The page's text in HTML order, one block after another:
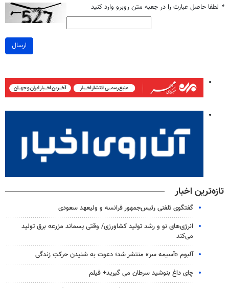
* لطفا حاصل عبارت را در جعبه متن روبرو وارد کنید
ارسال
تازه‌ترین اخبار
گفتگوی تلفنی رئیس‌جمهور فرانسه و ولیعهد سعودی
انرژی‌های نو و رشد تولید کشاورزی/ وقتی پسماند مزرعه‌ برق تولید
می‌کند
آلبوم «آسیمه سر» منتشر شد؛ دعوت به شنیدن حرکتِ زندگی
چای داغ بنوشید سرطان می گیرید+ فیلم